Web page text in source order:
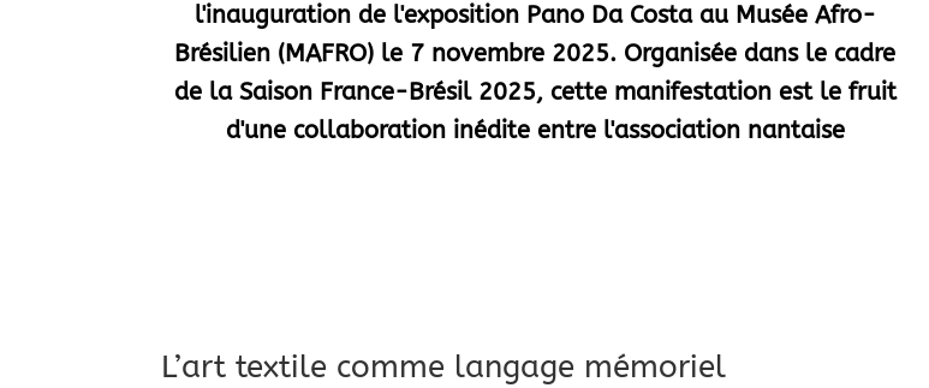
l'inauguration de l'exposition Pano Da Costa au Musée Afro-
Brésilien (MAFRO) le 7 novembre 2025. Organisée dans le cadre
de la Saison France-Brésil 2025, cette manifestation est le fruit
d'une collaboration inédite entre l'association nantaise
L’art textile comme langage mémoriel